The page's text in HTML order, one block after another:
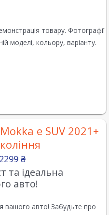
товару. Фотографії
моделі, кольору, варіанту.
e SUV 2021+
2299 ₴
та ідеальна
авто!
вашого авто! Забудьте про